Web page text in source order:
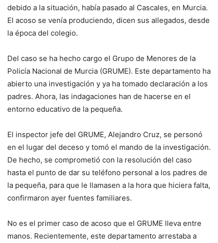
debido a la situación, había pasado al Cascales, en Murcia.
El acoso se venía produciendo, dicen sus allegados, desde
la época del colegio.
Del caso se ha hecho cargo el Grupo de Menores de la
Policía Nacional de Murcia (GRUME). Este departamento ha
abierto una investigación y ya ha tomado declaración a los
padres. Ahora, las indagaciones han de hacerse en el
entorno educativo de la pequeña.
El inspector jefe del GRUME, Alejandro Cruz, se personó
en el lugar del deceso y tomó el mando de la investigación.
De hecho, se comprometió con la resolución del caso
hasta el punto de dar su teléfono personal a los padres de
la pequeña, para que le llamasen a la hora que hiciera falta,
confirmaron ayer fuentes familiares.
No es el primer caso de acoso que el GRUME lleva entre
manos. Recientemente, este departamento arrestaba a